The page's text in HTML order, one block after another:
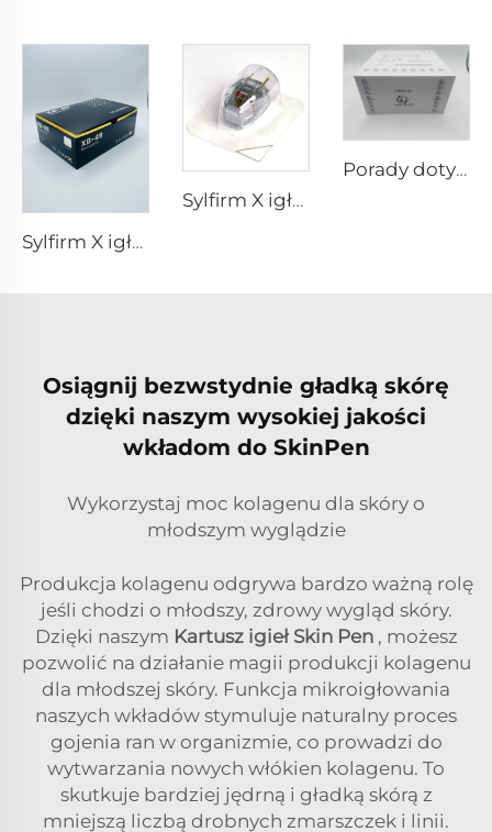
Sylfirm X igłowanie mikroigłowe pielęgnacja skóry końcówki sylfirm X XB-49
Sylfirm X igłowanie mikroigłowe końcówka rf sylfirm x XE-25 kaseton od firmy Viol
Porady dotyczące RF w pixel8
Osiągnij bezwstydnie gładką skórę
dzięki naszym wysokiej jakości
wkładom do SkinPen
Wykorzystaj moc kolagenu dla skóry o
młodszym wyglądzie
Produkcja kolagenu odgrywa bardzo ważną rolę
jeśli chodzi o młodszy, zdrowy wygląd skóry.
Dzięki naszym Kartusz igieł Skin Pen , możesz
pozwolić na działanie magii produkcji kolagenu
dla młodszej skóry. Funkcja mikroigłowania
naszych wkładów stymuluje naturalny proces
gojenia ran w organizmie, co prowadzi do
wytwarzania nowych włókien kolagenu. To
skutkuje bardziej jędrną i gładką skórą z
mniejszą liczbą drobnych zmarszczek i linii.